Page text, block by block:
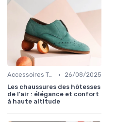
Accessoires Tendance •
26/08/2025
Les chaussures des hôtesses
de l'air : élégance et confort
à haute altitude